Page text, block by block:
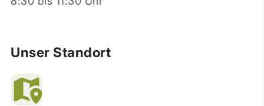
Unser Standort